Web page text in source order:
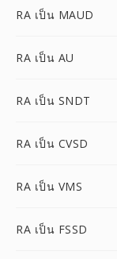
RA เป็น MAUD
RA เป็น AU
RA เป็น SNDT
RA เป็น CVSD
RA เป็น VMS
RA เป็น FSSD